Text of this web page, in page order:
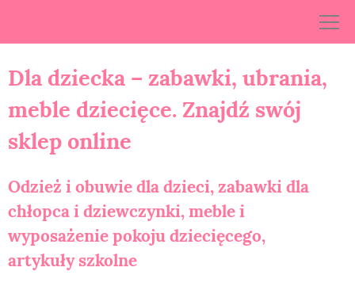
Dla dziecka – zabawki, ubrania,
meble dziecięce. Znajdź swój
sklep online
Odzież i obuwie dla dzieci, zabawki dla
chłopca i dziewczynki, meble i
wyposażenie pokoju dziecięcego,
artykuły szkolne